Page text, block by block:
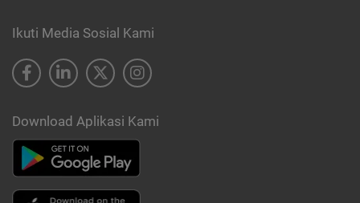
Ikuti Media Sosial Kami
Download Aplikasi Kami